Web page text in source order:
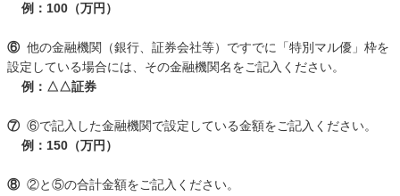
例：100（万円）
⑥他の金融機関（銀行、証券会社等）ですでに「特別マル優」枠を
設定している場合には、その金融機関名をご記入ください。
例：△△証券
⑦⑥で記入した金融機関で設定している金額をご記入ください。
例：150（万円）
⑧②と⑤の合計金額をご記入ください。